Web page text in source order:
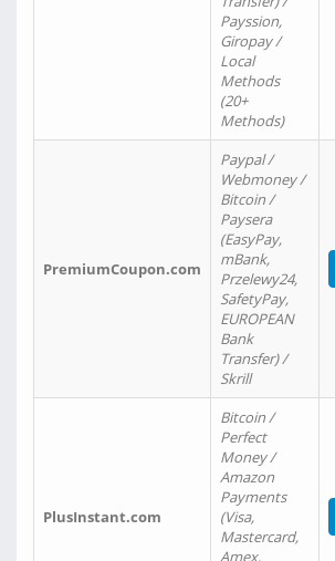
Payssion,
Giropay /
Local
Methods
(20+
Methods)
PremiumCoupon.com
Paypal /
Webmoney /
Bitcoin /
Paysera
(EasyPay,
mBank,
Przelewy24,
SafetyPay,
EUROPEAN
Bank
Transfer) /
Skrill
PlusInstant.com
Bitcoin /
Perfect
Money /
Amazon
Payments
(Visa,
Mastercard,
Amex,